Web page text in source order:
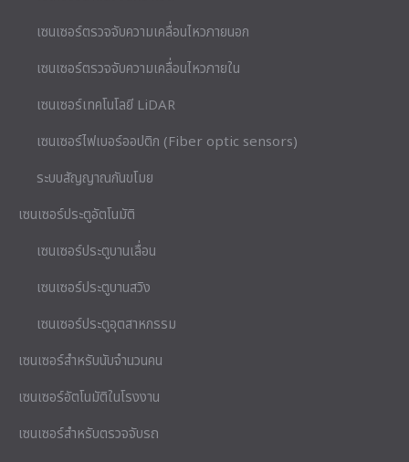
เซนเซอร์ตรวจจับความเคลื่อนไหวภายนอก
เซนเซอร์ตรวจจับความเคลื่อนไหวภายใน
เซนเซอร์เทคโนโลยี LiDAR
เซนเซอร์ไฟเบอร์ออปติก (Fiber optic sensors)
ระบบสัญญาณกันขโมย
เซนเซอร์ประตูอัตโนมัติ
เซนเซอร์ประตูบานเลื่อน
เซนเซอร์ประตูบานสวิง
เซนเซอร์ประตูอุตสาหกรรม
เซนเซอร์สำหรับนับจำนวนคน
เซนเซอร์อัตโนมัติในโรงงาน
เซนเซอร์สำหรับตรวจจับรถ